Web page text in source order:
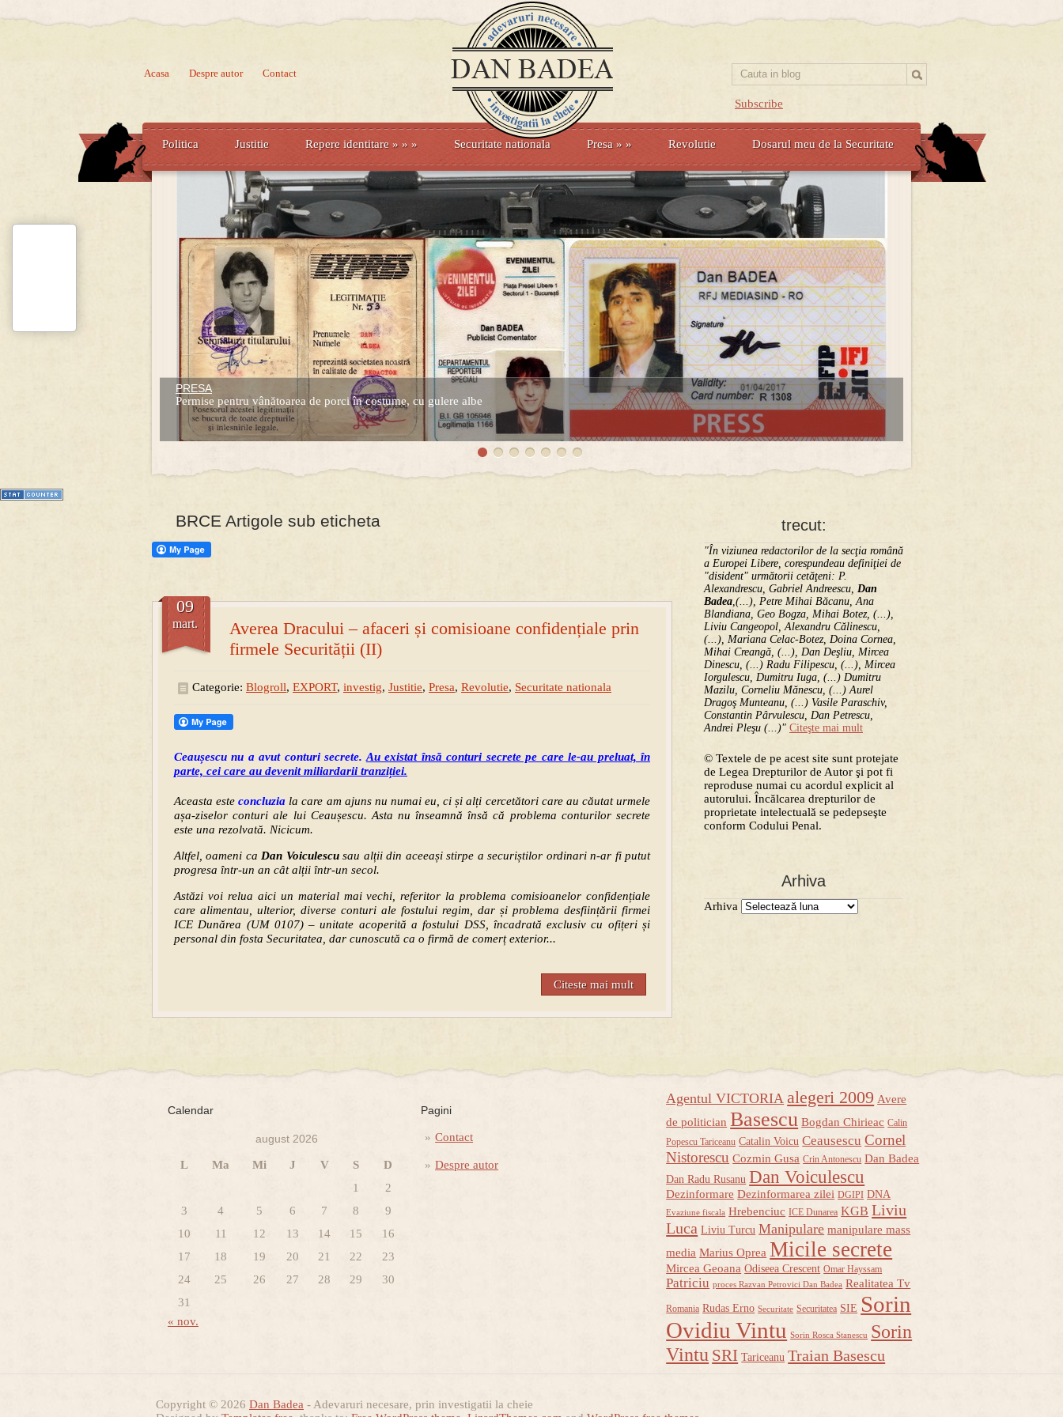
Subscribe
Acasa Despre autor Contact
Politica Justitie Repere identitare » » » Securitate nationala Presa » » Revolutie Dosarul meu de la Securitate
PRESA
Permise pentru vânătoarea de porci în costume, cu gulere albe
trecut:
"În viziunea redactorilor de la secţia română
a Europei Libere, corespundeau definiţiei de
"disident" următorii ce­tă­ţeni: P.
Alexandrescu, Gabriel Andreescu, Dan
Badea,(...), Petre Mihai Băcanu, Ana
Blandiana, Geo Bogza, Mihai Botez, (...),
Liviu Cangeopol, Alexandru Călinescu,
(...), Mariana Celac-Botez, Doina Cornea,
Mihai Creangă, (...), Dan Deşliu, Mircea
Dinescu, (...) Radu Filipescu, (...), Mircea
Iorgulescu, Dumitru Iuga, (...) Dumitru
Mazilu, Corneliu Mănescu, (...) Aurel
Dragoş Munteanu, (...) Vasile Paraschiv,
Constantin Pârvulescu, Dan Petrescu,
Andrei Pleşu (...)" Citeşte mai mult
© Textele de pe acest site sunt protejate
de Legea Drepturilor de Autor şi pot fi
reproduse numai cu acordul explicit al
autorului. Încălcarea drepturilor de
proprietate intelectuală se pedepseşte
conform Codului Penal.
Arhiva
Arhiva
BRCE Artigole sub eticheta
Averea Dracului – afaceri și comisioane confidențiale prin
firmele Securității (II)
09
mart.
Categorie: Blogroll, EXPORT, investig, Justitie, Presa, Revolutie, Securitate nationala
Ceaușescu nu a avut conturi secrete. Au existat însă conturi secrete pe care le-au preluat, în
parte, cei care au devenit miliardarii tranziției.
Aceasta esteconcluzia la care am ajuns nu numai eu, ci și alți cercetători care au căutat urmele
așa-ziselor conturi ale lui Ceaușescu. Asta nu înseamnă însă că problema conturilor secrete
este una rezolvată. Nicicum.
Altfel, oameni ca Dan Voiculescusau alții din aceeași stirpe a securiștilor ordinari n-ar fi putut
progresa într-un an cât alții într-un secol.
Astăzi voi relua aici un material mai vechi, referitor la problema comisioanelor confidențiale
care alimentau, ulterior, diverse conturi ale fostului regim, dar și problema desființării firmei
ICE Dunărea (UM 0107) – unitate acoperită a fostului DSS, încadrată exclusiv cu ofițeri și
personal din fosta Securitatea, dar cunoscută ca o firmă de comerț exterior...
Citeste mai mult
Calendar
august 2026
L Ma Mi J V S
D
1
2
3
4 5 6 7 8
9
10
11 12 13 14 15
16
17
18 19 20 21 22
23
24
25 26 27 28 29
30
31
« nov.
Pagini
Contact
Despre autor
Agentul VICTORIA alegeri 2009 Avere
de politician Basescu Bogdan Chirieac Calin
Popescu Tariceanu Catalin Voicu Ceausescu Cornel
Nistorescu Cozmin Gusa Crin Antonescu Dan Badea
Dan Radu Rusanu Dan Voiculescu
Dezinformare Dezinformarea zilei DGIPI DNA
Evaziune fiscala Hrebenciuc ICE Dunarea KGB Liviu
Luca Liviu Turcu Manipulare manipulare mass
media Marius Oprea Micile secrete
Mircea Geoana Odiseea Crescent Omar Hayssam
Patriciu proces Razvan Petrovici Dan Badea Realitatea Tv
Romania Rudas Erno Securitate Securitatea SIE Sorin
Ovidiu Vintu Sorin Rosca Stanescu Sorin
Vintu SRI Tariceanu Traian Basescu
Copyright © 2026 Dan Badea - Adevaruri necesare, prin investigatii la cheie